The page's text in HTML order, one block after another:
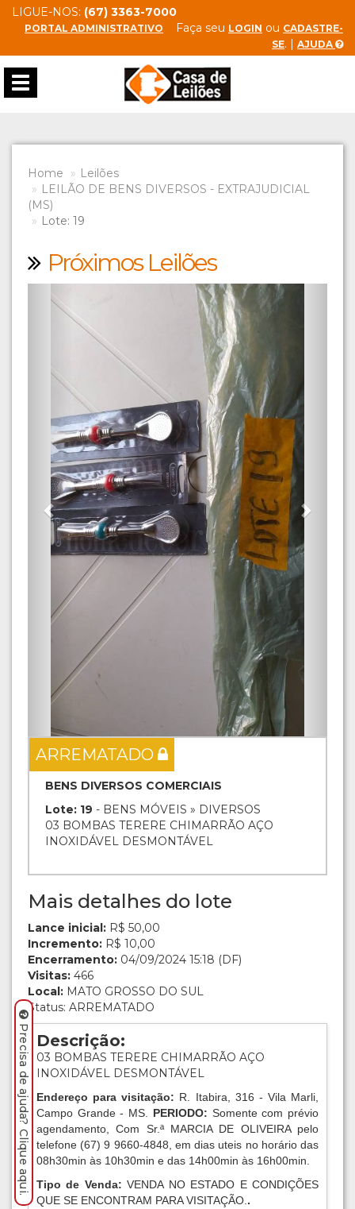
LIGUE-NOS: (67) 3363-7000
PORTAL ADMINISTRATIVO Faça seu LOGIN ou CADASTRE-
SE. | AJUDA
Toggle
navigation
Home
Leilões
LEILÃO DE BENS DIVERSOS - EXTRAJUDICIAL
(MS)
Lote: 19
Próximos Leilões
ARREMATADO
BENS DIVERSOS COMERCIAIS
Lote: 19 - BENS MÓVEIS » DIVERSOS
03 BOMBAS TERERE CHIMARRÃO AÇO
INOXIDÁVEL DESMONTÁVEL
Mais detalhes do lote
Lance inicial: R$ 50,00
Incremento: R$ 10,00
Encerramento: 04/09/2024 15:18 (DF)
Visitas: 466
Local: MATO GROSSO DO SUL
Status: ARREMATADO
Descrição:
03 BOMBAS TERERE CHIMARRÃO AÇO
INOXIDÁVEL DESMONTÁVEL
Endereço para visitação: R. Itabira, 316 - Vila Marli,
Campo Grande - MS. PERIODO: Somente com prévio
agendamento, Com Sr.ª MARCIA DE OLIVEIRA pelo
telefone (67) 9 9660-4848, em dias uteis no horário das
08h30min às 10h30min e das 14h00min às 16h00min.
Tipo de Venda:VENDA NO ESTADO E CONDIÇÕES
QUE SE ENCONTRAM PARA VISITAÇÃO. .
Precisa de ajuda? Clique aqui.